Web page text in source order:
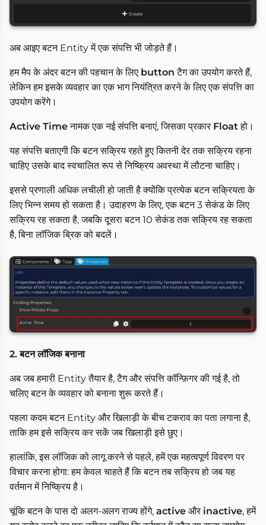
अब आइए बटन Entity में एक संपत्ति भी जोड़ते हैं।
हम मैप के अंदर बटन की पहचान के लिए button टैग का उपयोग करते हैं,
लेकिन हम इसके व्यवहार का एक भाग नियंत्रित करने के लिए एक संपत्ति का
उपयोग करेंगे।
Active Timeनामक एक नई संपत्ति बनाएं, जिसका प्रकार Float हो।
यह संपत्ति बताएगी कि बटन सक्रिय रहते हुए कितनी देर तक सक्रिय रहना
चाहिए उसके बाद स्वचालित रूप से निष्क्रिय अवस्था में लौटना चाहिए।
इससे प्रणाली अधिक लचीली हो जाती है क्योंकि प्रत्येक बटन सक्रियता के
लिए भिन्न समय हो सकता है। उदाहरण के लिए, एक बटन 3 सेकंड के लिए
सक्रिय रह सकता है, जबकि दूसरा बटन 10 सेकंड तक सक्रिय रह सकता
है, बिना लॉजिक ब्रिक को बदलें।
2. बटन लॉजिक बनाना
अब जब हमारी Entity तैयार है, टैग और संपत्ति कॉन्फ़िगर की गई है, तो
चलिए बटन के व्यवहार को बनाना शुरू करते हैं।
पहला कदम बटन Entity और खिलाड़ी के बीच टकराव का पता लगाना है,
ताकि हम इसे सक्रिय कर सकें जब खिलाड़ी इसे छुए।
हालांकि, इस लॉजिक को लागू करने से पहले, हमें एक महत्वपूर्ण विवरण पर
विचार करना होगा: हम केवल चाहते हैं कि बटन तब सक्रिय हो जब यह
वर्तमान में निष्क्रिय है।
चूंकि बटन के पास दो अलग-अलग राज्य होंगे, active और inactive, हमें